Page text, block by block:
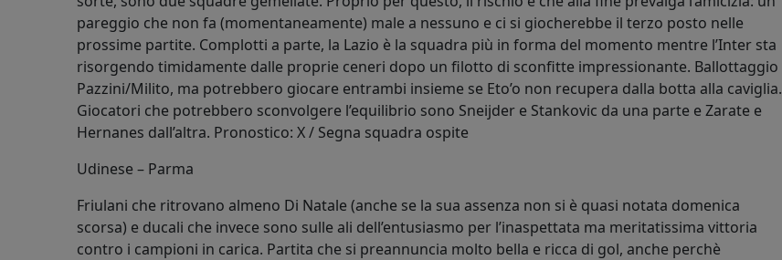
pareggio che non fa (momentaneamente) male a nessuno e ci si giocherebbe il terzo posto nelle
prossime partite. Complotti a parte, la Lazio è la squadra più in forma del momento mentre l’Inter sta
risorgendo timidamente dalle proprie ceneri dopo un filotto di sconfitte impressionante. Ballottaggio
Pazzini/Milito, ma potrebbero giocare entrambi insieme se Eto’o non recupera dalla botta alla caviglia.
Giocatori che potrebbero sconvolgere l’equilibrio sono Sneijder e Stankovic da una parte e Zarate e
Hernanes dall’altra. Pronostico: X / Segna squadra ospite
Udinese – Parma
Friulani che ritrovano almeno Di Natale (anche se la sua assenza non si è quasi notata domenica
scorsa) e ducali che invece sono sulle ali dell’entusiasmo per l’inaspettata ma meritatissima vittoria
contro i campioni in carica. Partita che si preannuncia molto bella e ricca di gol, anche perchè